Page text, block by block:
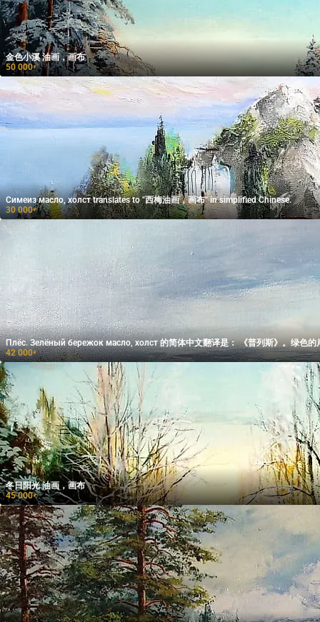
金色小溪 油画，画布
50 000₽
Симеиз масло, холст translates to "西梅油画，画布" in simplified Chinese.
30 000₽
Плёс. Зелёный бережок масло, холст 的简体中
42 000₽
冬日阳光 油画，画布
45 000₽